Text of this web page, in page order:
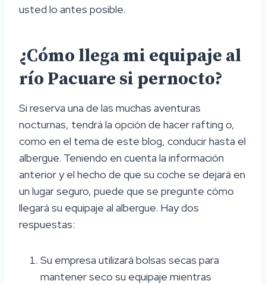
usted lo antes posible.
¿Cómo llega mi equipaje al
río Pacuare si pernocto?
Si reserva una de las muchas aventuras
nocturnas, tendrá la opción de hacer rafting o,
como en el tema de este blog, conducir hasta el
albergue. Teniendo en cuenta la información
anterior y el hecho de que su coche se dejará en
un lugar seguro, puede que se pregunte cómo
llegará su equipaje al albergue. Hay dos
respuestas:
Su empresa utilizará bolsas secas para
mantener seco su equipaje mientras